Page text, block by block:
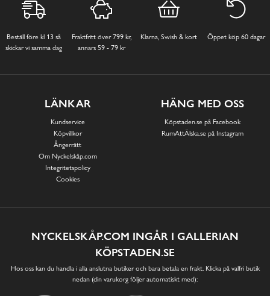
Beställ före kl 13 så
skickar vi samma dag
Fraktfritt över 799 kr,
annars 59 - 79 kr
Klarna, Swish & kort Öppet köp 60 dagar
LÄNKAR
Kundservice
Köpvillkor
Ångerrätt
Om Nyckelskåp.com
Integritetspolicy
Cookies
HÄNG MED OSS
Köpstaden.se på Facebook
RumAttÄlska.se på Instagram
NYCKELSKÅP.COM INGÅR I GALLERIAN
KÖPSTADEN.SE
Hos oss kan du handla i alla anslutna butiker och bara betala en frakt. Klicka på valfri butik
nedan (din varukorg följer automatiskt med):